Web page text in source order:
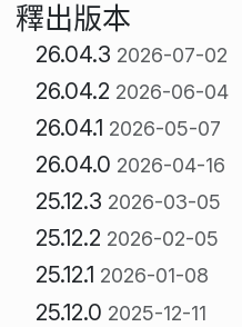
釋出版本
26.04.3 2026-07-02
26.04.2 2026-06-04
26.04.1 2026-05-07
26.04.0 2026-04-16
25.12.3 2026-03-05
25.12.2 2026-02-05
25.12.1 2026-01-08
25.12.0 2025-12-11